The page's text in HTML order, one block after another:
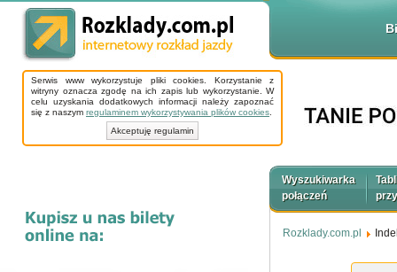
Serwis www wykorzystuje pliki cookies. Korzystanie z
witryny oznacza zgodę na ich zapis lub wykorzystanie. W
celu uzyskania dodatkowych informacji należy zapoznać
się z naszym regulaminem wykorzystywania plików cookies
Akceptuję regulamin
Wyszukiwarka
połączeń
Rozklady.com.pl